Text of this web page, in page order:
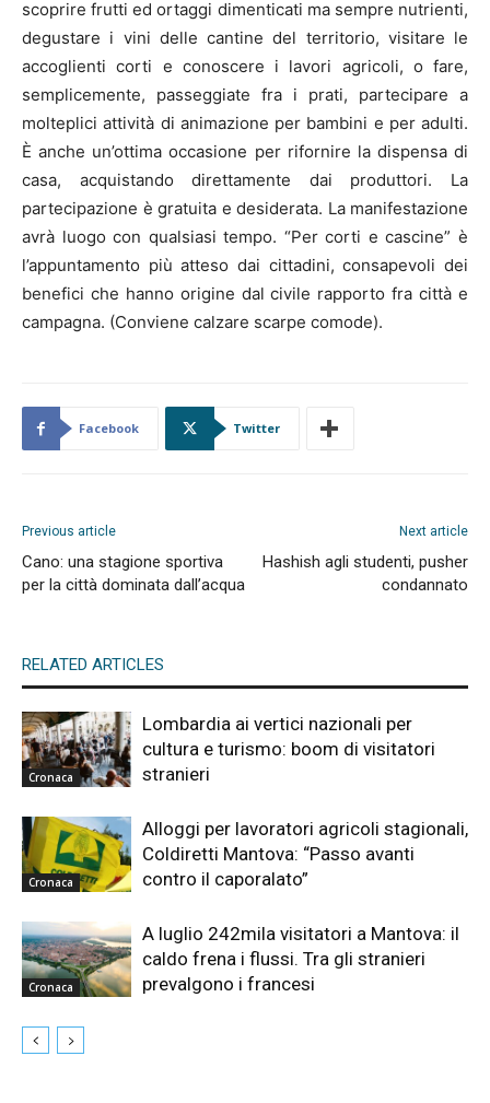
scoprire frutti ed ortaggi dimenticati ma sempre nutrienti,
degustare i vini delle cantine del territorio, visitare le
accoglienti corti e conoscere i lavori agricoli, o fare,
semplicemente, passeggiate fra i prati, partecipare a
molteplici attività di animazione per bambini e per adulti.
È anche un’ottima occasione per rifornire la dispensa di
casa, acquistando direttamente dai produttori. La
partecipazione è gratuita e desiderata. La manifestazione
avrà luogo con qualsiasi tempo. “Per corti e cascine” è
l’appuntamento più atteso dai cittadini, consapevoli dei
benefici che hanno origine dal civile rapporto fra città e
campagna. (Conviene calzare scarpe comode).
Facebook Twitter
Previous article
Cano: una stagione sportiva
per la città dominata dall’acqua
Next article
Hashish agli studenti, pusher
condannato
RELATED ARTICLES
Cronaca
Lombardia ai vertici nazionali per
cultura e turismo: boom di visitatori
stranieri
Cronaca
Alloggi per lavoratori agricoli stagionali,
Coldiretti Mantova: “Passo avanti
contro il caporalato”
Cronaca
A luglio 242mila visitatori a Mantova: il
caldo frena i flussi. Tra gli stranieri
prevalgono i francesi